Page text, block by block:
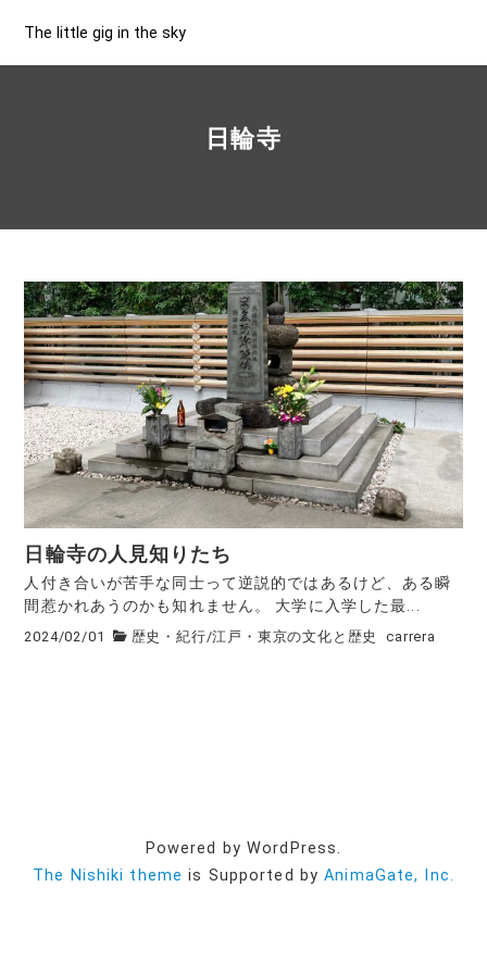
The little gig in the sky
日輪寺
日輪寺の人見知りたち
人付き合いが苦手な同士って逆説的ではあるけど、ある瞬
間惹かれあうのかも知れません。 大学に入学した最...
2024/02/01 歴史・紀行/江戸・東京の文化と歴史 carrera
Powered by WordPress.
The Nishiki theme is Supported byAnimaGate, Inc.